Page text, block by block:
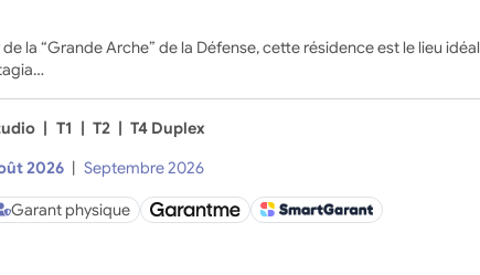
la “Grande Arche” de la Défense, cette résidence est le lieu idéal
| T1 | T2 | T4 Duplex
2026 | Septembre 2026
Garant physique